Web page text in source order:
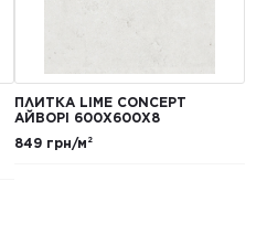
ПЛИТКА LIME CONCEPT
АЙВОРІ 600Х600Х8
849 грн/м²